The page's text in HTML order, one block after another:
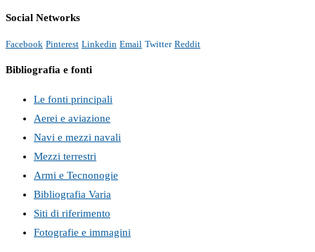
Social Networks
Facebook Pinterest Linkedin Email Twitter Reddit
Bibliografia e fonti
Le fonti principali
Aerei e aviazione
Navi e mezzi navali
Mezzi terrestri
Armi e Tecnonogie
Bibliografia Varia
Siti di riferimento
Fotografie e immagini